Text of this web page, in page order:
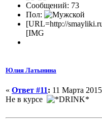
Сообщений: 73
Пол:
[URL=http://
[IMG
Юлия Латынина
« Ответ #11: 11 Марта
Не в курсе